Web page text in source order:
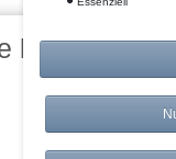
bei AWWM:
Risikolos:
Über